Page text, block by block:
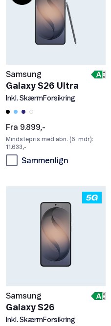
Samsung
Galaxy S26 Ultra
Inkl. SkærmForsikring
Fra 9.899,-
Mindstepris med abn. (6. mdr):
11.633,-
Sammenlign
Samsung
Galaxy S26
Inkl. SkærmForsikring